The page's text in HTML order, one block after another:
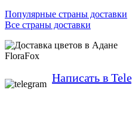
Популярные страны доставки
Все страны доставки
FloraFox
Написать в